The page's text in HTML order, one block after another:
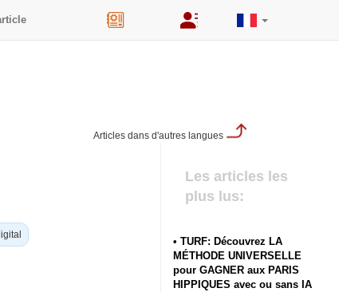
Articles dans d'autres langues
Les articles les
plus lus:
• TURF: Découvrez LA
MÉTHODE UNIVERSELLE
pour GAGNER aux PARIS
HIPPIQUES avec ou sans IA